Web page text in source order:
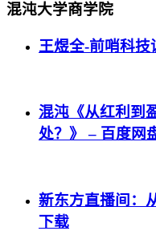
混沌大学商学院
王煜全-前哨科技
混沌《从红利到
处？》 – 百度网
新东方直播间：
下载